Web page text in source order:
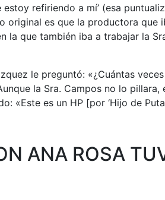
refiriendo a mí’ (esa
original es que la productora que
la que también iba a trabajar la
le preguntó: «¿Cuántas
la Sra. Campos no lo
«Este es un HP [por ‘Hijo de
ANA ROSA